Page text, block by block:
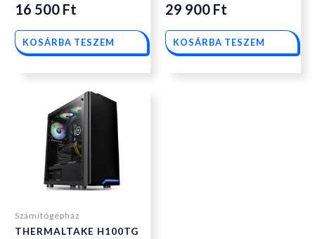
16 500 Ft
KOSÁRBA TESZEM
29 900 Ft
KOSÁRBA TESZEM
Számítógépház
THERMALTAKE H100TG